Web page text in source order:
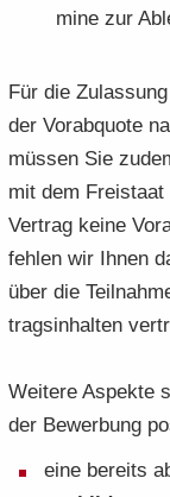
mi­ne zur
Für die
der Vor­ab­quo­te
müs­sen Sie
mit dem
Ver­trag keine
feh­len wir Ihnen
über die
trags­in­hal­ten
Wei­te­re Aspek­te
der Be­wer­bung
eine be­reits